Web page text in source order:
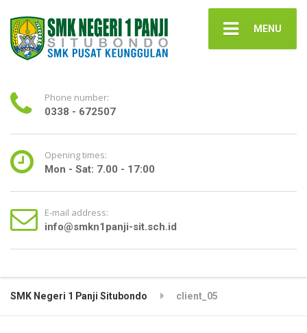
MENU
Phone number:
0338 - 672507
Opening times:
Mon - Sat: 7.00 - 17:00
E-mail address:
info@smkn1panji-sit.sch.id
SMK Negeri 1 Panji Situbondo client_05